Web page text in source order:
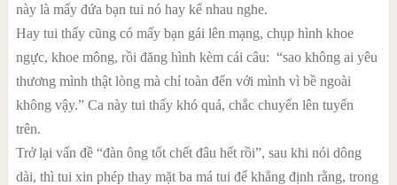
này là mấy đứa bạn tui nó hay kể nhau nghe.
Hay tui thấy cũng có mấy bạn gái lên mạng, chụp hình khoe
ngực, khoe mông, rồi đăng hình kèm cái câu: “sao không ai yêu
thương mình thật lòng mà chỉ toàn đến với mình vì bề ngoài
không vậy.” Ca này tui thấy khó quá, chắc chuyển lên tuyến
trên.
Trở lại vấn đề “đàn ông tốt chết đâu hết rồi”, sau khi nói dông
dài, thì tui xin phép thay mặt ba má tui để khẳng định rằng, trong